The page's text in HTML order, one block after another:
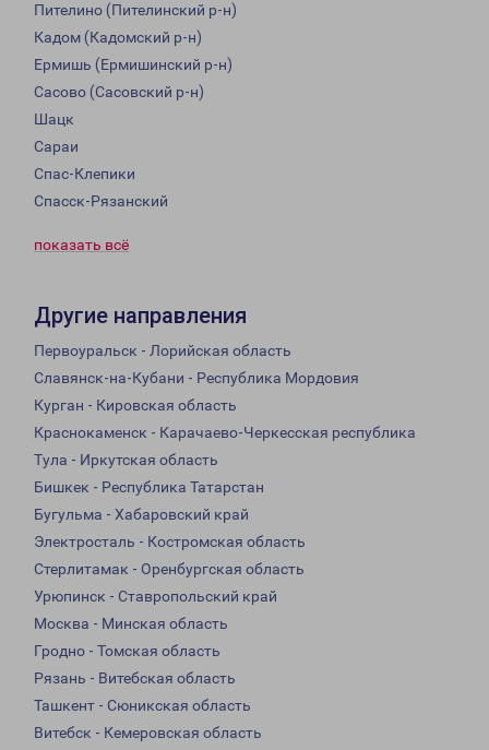
Пителино (Пителинский р-н)
Кадом (Кадомский р-н)
Ермишь (Ермишинский р-н)
Сасово (Сасовский р-н)
Шацк
Сараи
Спас-Клепики
Спасск-Рязанский
показать всё
Другие направления
Первоуральск - Лорийская область
Славянск-на-Кубани - Республика Мордовия
Курган - Кировская область
Краснокаменск - Карачаево-Черкесская республика
Тула - Иркутская область
Бишкек - Республика Татарстан
Бугульма - Хабаровский край
Электросталь - Костромская область
Стерлитамак - Оренбургская область
Урюпинск - Ставропольский край
Москва - Минская область
Гродно - Томская область
Рязань - Витебская область
Ташкент - Сюникская область
Витебск - Кемеровская область